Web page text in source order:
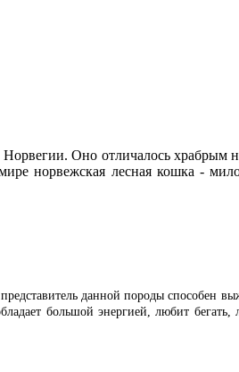
Оно отличалось храбрым
норвежская лесная кошка -
данной породы способен
большой энергией, любит бегать,